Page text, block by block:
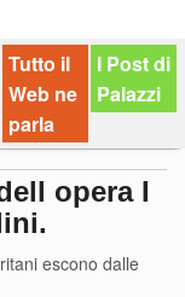
Tutto il
Web ne
parla
I Post di
Palazzi
opera I
escono dalle